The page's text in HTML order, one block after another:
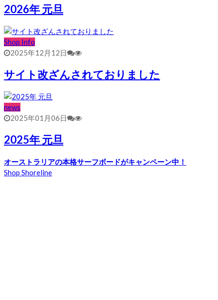
2026年 元旦
Shop Info
2025年12月12日
サイト改ざんされておりました
news
2025年01月06日
2025年 元旦
オーストラリアの本格サーフボードがキャンペーン中！
Shop Shoreline